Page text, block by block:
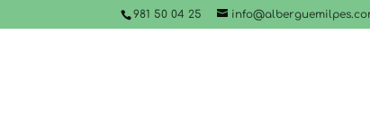
981 50 04 25